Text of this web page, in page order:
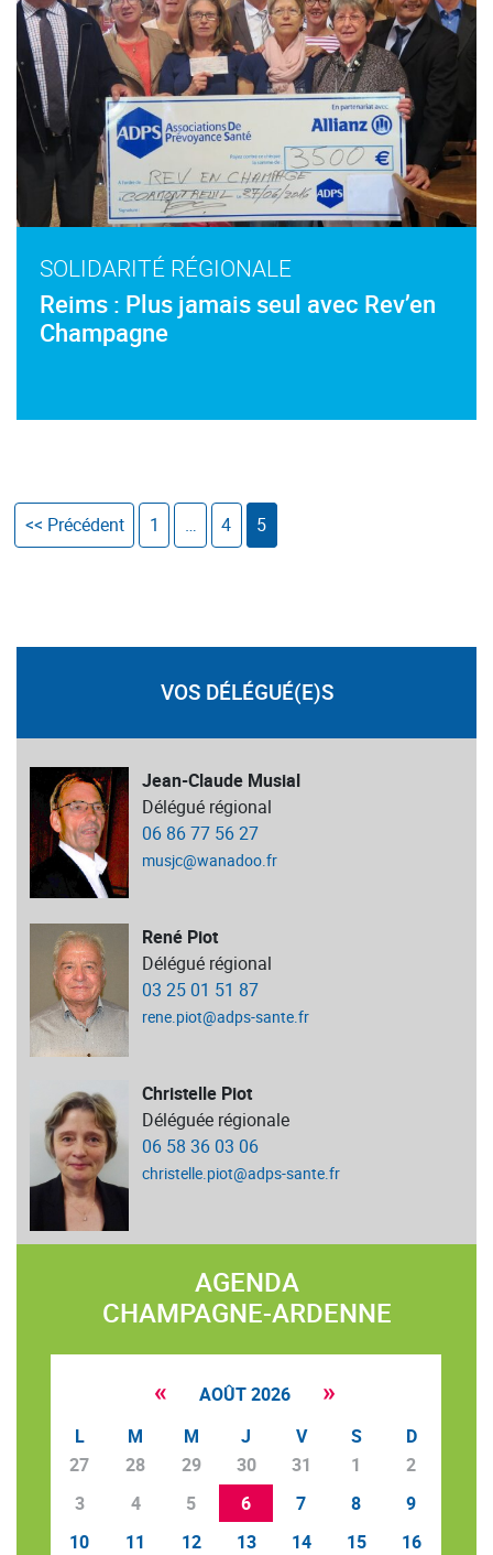
SOLIDARITÉ RÉGIONALE
Reims : Plus jamais seul avec Rev’en
Champagne
<< Précédent 1 … 4 5
VOS DÉLÉGUÉ(E)S
Jean-Claude Musial
Délégué régional
06 86 77 56 27
musjc@wanadoo.fr
René Piot
Délégué régional
03 25 01 51 87
rene.piot@adps-sante.fr
Christelle Piot
Déléguée régionale
06 58 36 03 06
christelle.piot@adps-sante.fr
AGENDA
CHAMPAGNE-ARDENNE
« AOÛT 2026 »
L M M J V S
D
27
28 29 30 31 1
2
3
4 5 6 7 8
9
10
11 12 13 14 15
16